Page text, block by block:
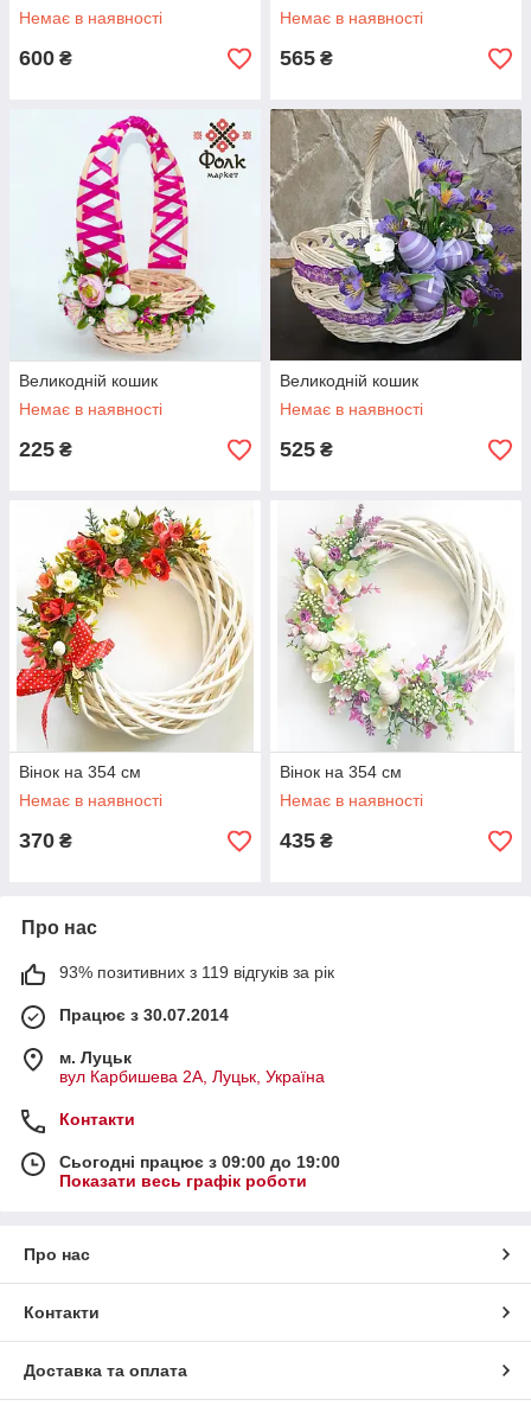
Немає в наявності
600 ₴
Немає в наявності
565 ₴
Великодній кошик
Немає в наявності
225 ₴
Великодній кошик
Немає в наявності
525 ₴
Вінок на 354 см
Немає в наявності
370 ₴
Вінок на 354 см
Немає в наявності
435 ₴
Про нас
93% позитивних з 119 відгуків за рік
Працює з 30.07.2014
м. Луцьк
вул Карбишева 2А, Луцьк, Україна
Контакти
Сьогодні працює з 09:00 до 19:00
Показати весь графік роботи
Про нас
Контакти
Доставка та оплата